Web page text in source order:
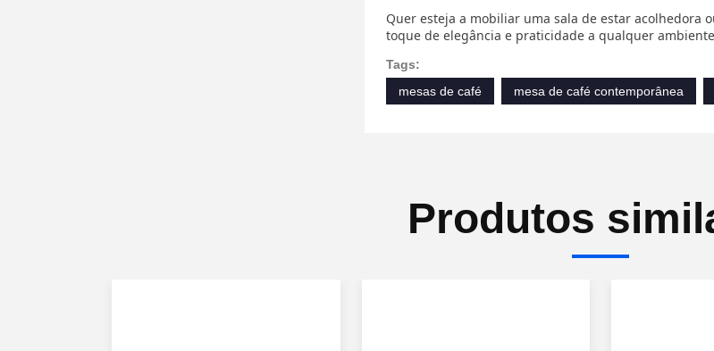
Quer esteja a mobiliar uma sala de estar acolhedora
toque de elegância e praticidade a qualquer
Tags:
mesas de café
mesa de café contemporânea
Produtos